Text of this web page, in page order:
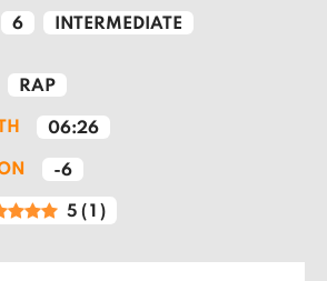
6 INTERMEDIATE
RAP
06:26
-6
5 ( 1 )